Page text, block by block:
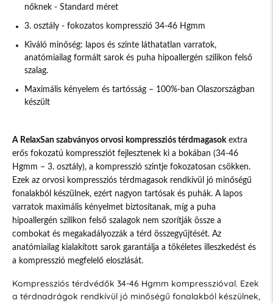
nőknek - Standard méret
3. osztály - fokozatos kompresszió 34-46 Hgmm
Kiváló minőség: lapos és szinte láthatatlan varratok,
anatómiailag formált sarok és puha hipoallergén szilikon felső
szalag.
Maximális kényelem és tartósság – 100%-ban Olaszországban
készült
A RelaxSan szabványos orvosi kompressziós térdmagasok extra
erős fokozatú kompressziót fejlesztenek ki a bokában (34-46
Hgmm – 3. osztály), a kompresszió szintje fokozatosan csökken.
Ezek az orvosi kompressziós térdmagasok rendkívül jó minőségű
fonalakból készülnek, ezért nagyon tartósak és puhák. A lapos
varratok maximális kényelmet biztosítanak, míg a puha
hipoallergén szilikon felső szalagok nem szorítják össze a
combokat és megakadályozzák a térd összegyűjtését. Az
anatómiailag kialakított sarok garantálja a tökéletes illeszkedést és
a kompresszió megfelelő eloszlását.
Kompressziós térdvédők 34-46 Hgmm kompresszióval. Ezek
a térdnadrágok rendkívül jó minőségű fonalakból készülnek,